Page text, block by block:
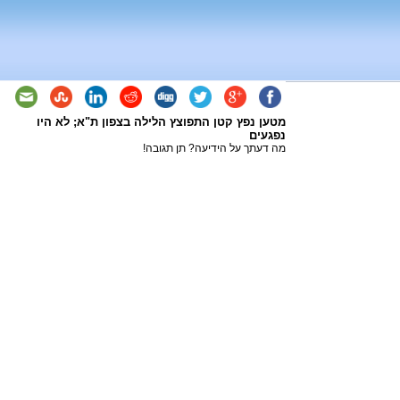
מטען נפץ קטן התפוצץ הלילה בצפון ת"א; לא היו
נפגעים
מה דעתך על הידיעה? תן תגובה!